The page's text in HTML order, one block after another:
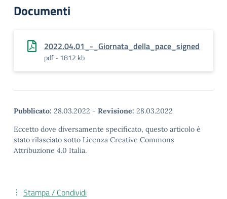
Documenti
2022.04.01_-_Giornata_della_pace_signed
pdf - 1812 kb
Pubblicato: 28.03.2022 - Revisione: 28.03.2022
Eccetto dove diversamente specificato, questo articolo è
stato rilasciato sotto Licenza Creative Commons
Attribuzione 4.0 Italia.
Stampa / Condividi